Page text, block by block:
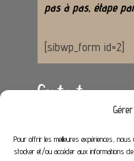
Pour offrir les meilleures expériences,
stocker et/ou accéder aux informations
pas à pas, étape
[sibwp_form id=2]
Contact